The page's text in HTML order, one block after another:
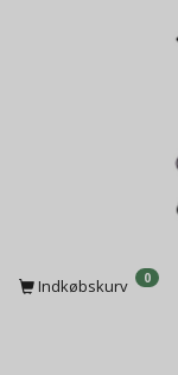
Indkøbskurv 0